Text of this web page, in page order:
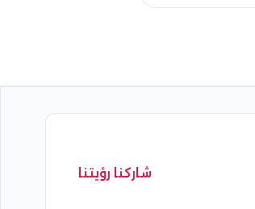
شاركنا رؤيتنا